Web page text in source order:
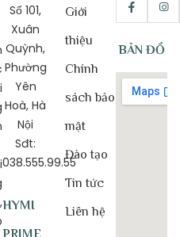
Số 101,
Xuân
Quỳnh,
Phường
Yên
Hoà, Hà
Nội
Sđt:
038.555.99.55
HYMI
PRIME
Giới
thiệu
Chính
sách bảo
mật
Đào tạo
Tin tức
Liên hệ
BẢN ĐỒ